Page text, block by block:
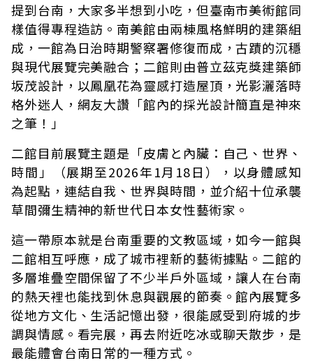
提到台南，大家多半想到小吃，但臺南市美術館同
樣值得專程造訪。南美館由兩棟風格鮮明的建築組
成，一館為日治時期警察署修復而成，古蹟的沉穩
與現代展覽完美融合；二館則由普立茲克獎建築師
坂茂設計，以鳳凰花為靈感打造屋頂，光影灑落時
格外迷人，網友大讚「館內的採光設計簡直是神來
之筆！」
二館目前展覽主題是「皮膚と內臟：自己、世界、
時間」（展期至2026年1月18日），以身體感知
為起點，連結自我、世界與時間，並介紹十位承襲
草間彌生精神的新世代日本女性藝術家。
這一帶原本就是台南重要的文教區域，如今一館與
二館相互呼應，成了城市裡新的藝術據點。二館的
多層堆疊空間保留了不少半戶外區域，讓人在台南
的熱天裡也能找到休息與觀展的節奏。館內展覽多
從地方文化、生活記憶出發，很能感受到府城的步
調與情感。看完展，再去附近吃冰或聊天散步，是
最能體會台南日常的一種方式。